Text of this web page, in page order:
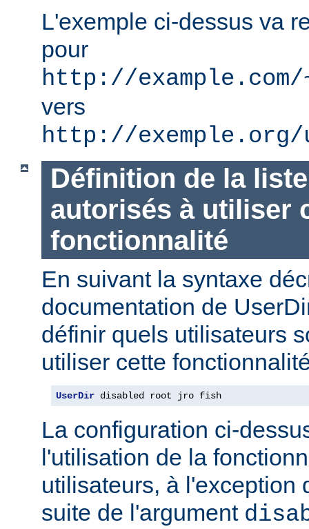
L'exemple ci-dessus va
pour
http://example.com/
vers
http://exemple.org/
Définition de la
autorisés à utiliser
fonctionnalité
En suivant la syntaxe
documentation de
définir quels utilisateurs
utiliser cette
UserDir disabled root jro fish
La configuration ci-
l'utilisation de la
utilisateurs, à l'exception
suite de l'argument